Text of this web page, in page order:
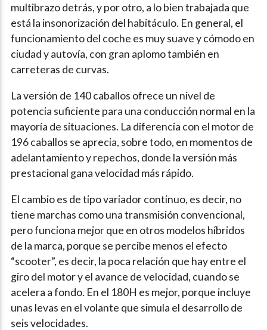
multibrazo detrás, y por otro, a lo bien trabajada que
está la insonorización del habitáculo. En general, el
funcionamiento del coche es muy suave y cómodo en
ciudad y autovía, con gran aplomo también en
carreteras de curvas.
La versión de 140 caballos ofrece un nivel de
potencia suficiente para una conducción normal en la
mayoría de situaciones. La diferencia con el motor de
196 caballos se aprecia, sobre todo, en momentos de
adelantamiento y repechos, donde la versión más
prestacional gana velocidad más rápido.
El cambio es de tipo variador continuo, es decir, no
tiene marchas como una transmisión convencional,
pero funciona mejor que en otros modelos híbridos
de la marca, porque se percibe menos el efecto
“scooter”, es decir, la poca relación que hay entre el
giro del motor y el avance de velocidad, cuando se
acelera a fondo. En el 180H es mejor, porque incluye
unas levas en el volante que simula el desarrollo de
seis velocidades.